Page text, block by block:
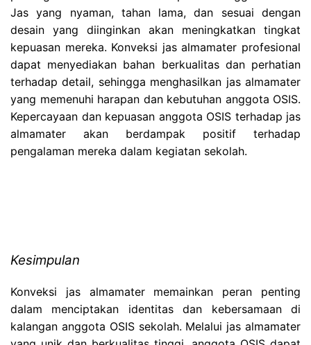
Jas yang nyaman, tahan lama, dan sesuai dengan
desain yang diinginkan akan meningkatkan tingkat
kepuasan mereka. Konveksi jas almamater profesional
dapat menyediakan bahan berkualitas dan perhatian
terhadap detail, sehingga menghasilkan jas almamater
yang memenuhi harapan dan kebutuhan anggota OSIS.
Kepercayaan dan kepuasan anggota OSIS terhadap jas
almamater akan berdampak positif terhadap
pengalaman mereka dalam kegiatan sekolah.
Kesimpulan
Konveksi jas almamater memainkan peran penting
dalam menciptakan identitas dan kebersamaan di
kalangan anggota OSIS sekolah. Melalui jas almamater